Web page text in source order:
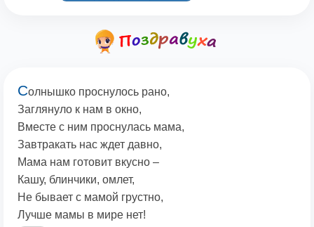
Солнышко проснулось рано,
Заглянуло к нам в окно,
Вместе с ним проснулась мама,
Завтракать нас ждет давно,
Мама нам готовит вкусно –
Кашу, блинчики, омлет,
Не бывает с мамой грустно,
Лучше мамы в мире нет!